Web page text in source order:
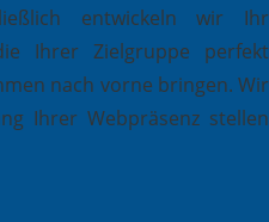
entwickeln wir Ihr
Ihrer Zielgruppe perfekt
nach vorne bringen. Wir
Ihrer Webpräsenz stellen